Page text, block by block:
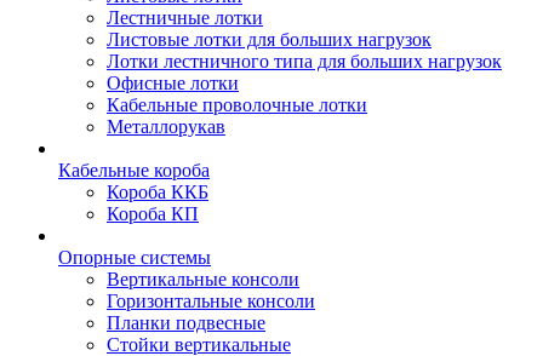
Лестничные лотки
Листовые лотки для больших нагрузок
Лотки лестничного типа для больших нагрузок
Офисные лотки
Кабельные проволочные лотки
Металлорукав
Кабельные короба
Короба ККБ
Короба КП
Опорные системы
Вертикальные консоли
Горизонтальные консоли
Планки подвесные
Стойки вертикальные